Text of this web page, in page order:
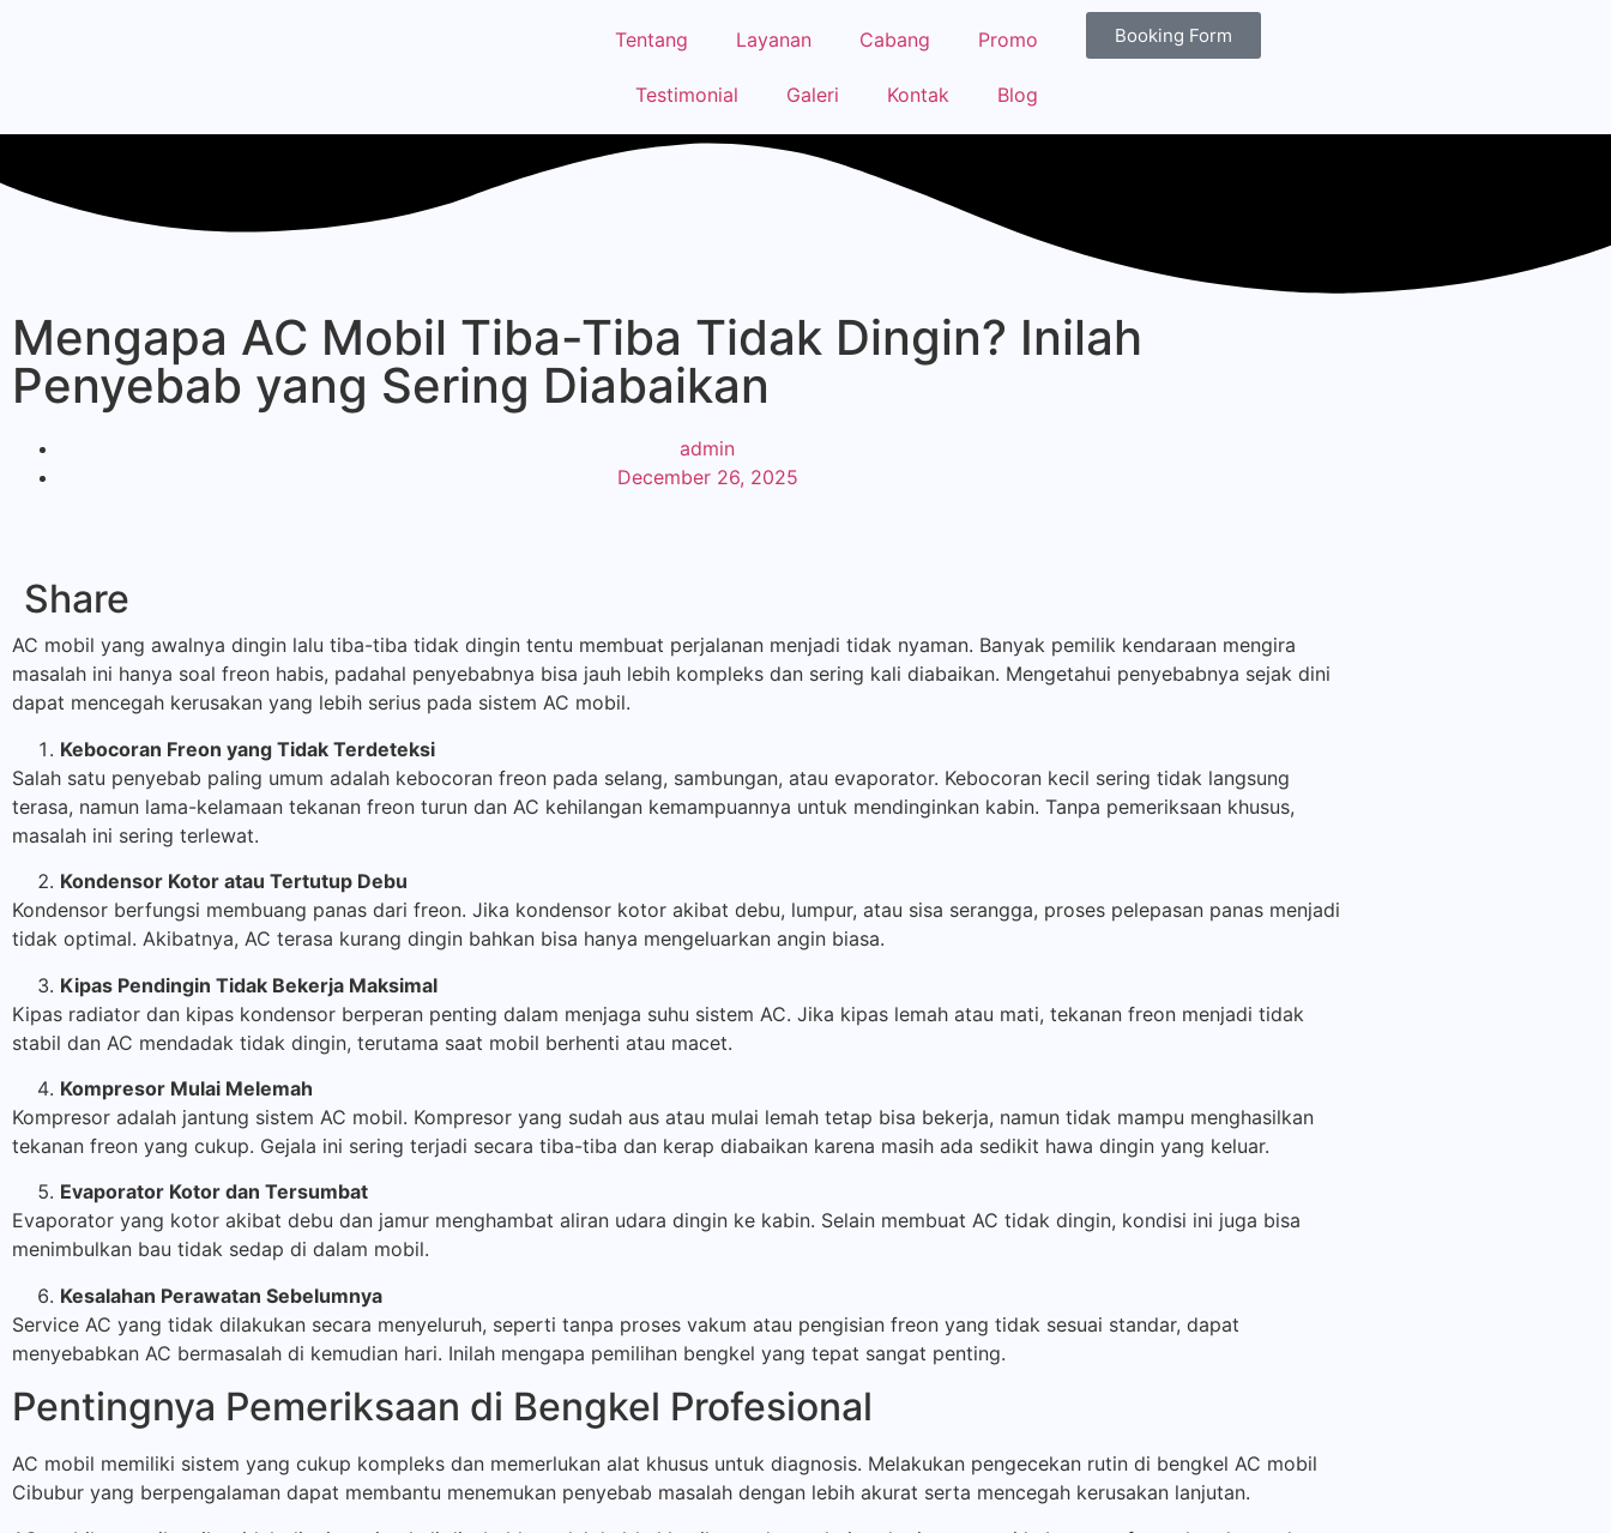
Tentang Layanan Cabang Promo
Testimonial Galeri Kontak Blog
Booking Form
Mengapa AC Mobil Tiba-Tiba Tidak Dingin? Inilah
Penyebab yang Sering Diabaikan
admin
December 26, 2025
Share
AC mobil yang awalnya dingin lalu tiba-tiba tidak dingin tentu membuat perjalanan menjadi tidak nyaman. Banyak pemilik kendaraan mengira
masalah ini hanya soal freon habis, padahal penyebabnya bisa jauh lebih kompleks dan sering kali diabaikan. Mengetahui penyebabnya sejak dini
dapat mencegah kerusakan yang lebih serius pada sistem AC mobil.
Kebocoran Freon yang Tidak Terdeteksi
Salah satu penyebab paling umum adalah kebocoran freon pada selang, sambungan, atau evaporator. Kebocoran kecil sering tidak langsung
terasa, namun lama-kelamaan tekanan freon turun dan AC kehilangan kemampuannya untuk mendinginkan kabin. Tanpa pemeriksaan khusus,
masalah ini sering terlewat.
Kondensor Kotor atau Tertutup Debu
Kondensor berfungsi membuang panas dari freon. Jika kondensor kotor akibat debu, lumpur, atau sisa serangga, proses pelepasan panas menjadi
tidak optimal. Akibatnya, AC terasa kurang dingin bahkan bisa hanya mengeluarkan angin biasa.
Kipas Pendingin Tidak Bekerja Maksimal
Kipas radiator dan kipas kondensor berperan penting dalam menjaga suhu sistem AC. Jika kipas lemah atau mati, tekanan freon menjadi tidak
stabil dan AC mendadak tidak dingin, terutama saat mobil berhenti atau macet.
Kompresor Mulai Melemah
Kompresor adalah jantung sistem AC mobil. Kompresor yang sudah aus atau mulai lemah tetap bisa bekerja, namun tidak mampu menghasilkan
tekanan freon yang cukup. Gejala ini sering terjadi secara tiba-tiba dan kerap diabaikan karena masih ada sedikit hawa dingin yang keluar.
Evaporator Kotor dan Tersumbat
Evaporator yang kotor akibat debu dan jamur menghambat aliran udara dingin ke kabin. Selain membuat AC tidak dingin, kondisi ini juga bisa
menimbulkan bau tidak sedap di dalam mobil.
Kesalahan Perawatan Sebelumnya
Service AC yang tidak dilakukan secara menyeluruh, seperti tanpa proses vakum atau pengisian freon yang tidak sesuai standar, dapat
menyebabkan AC bermasalah di kemudian hari. Inilah mengapa pemilihan bengkel yang tepat sangat penting.
Pentingnya Pemeriksaan di Bengkel Profesional
AC mobil memiliki sistem yang cukup kompleks dan memerlukan alat khusus untuk diagnosis. Melakukan pengecekan rutin di bengkel AC mobil
Cibubur yang berpengalaman dapat membantu menemukan penyebab masalah dengan lebih akurat serta mencegah kerusakan lanjutan.